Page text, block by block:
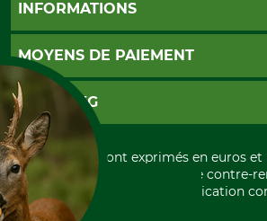
Garantie / Devis
Paramètres des cookies
INFORMATIONS
CGV
Livraison
Conditions d'annulation
Formulaire de rétraction
Politique de confidentialité
Élimination et environnement
Rétractation de votre commande
MOYENS DE PAIEMENT
PayPal
Carte de crédit
Paiement á l'avance
GRUBE KG
Histoire
International
Portrait
Qui sommes-nous
Tous les prix sont exprimés en euros et
frais d'expédition et les frais de contre-
échéant, sauf indication